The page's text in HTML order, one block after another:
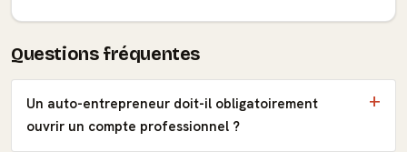
Questions fréquentes
Un auto-entrepreneur doit-il obligatoirement
ouvrir un compte professionnel ?